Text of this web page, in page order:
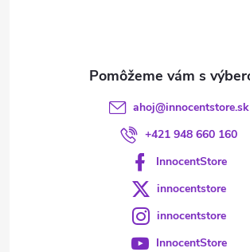
ahoj@innocentstore.sk
+421 948 660 160
InnocentStore
innocentstore
innocentstore
InnocentStore